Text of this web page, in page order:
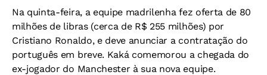
Na quinta-feira, a equipe madrilenha fez oferta de 80
milhões de libras (cerca de R$ 255 milhões) por
Cristiano Ronaldo, e deve anunciar a contratação do
português em breve. Kaká comemorou a chegada do
ex-jogador do Manchester à sua nova equipe.